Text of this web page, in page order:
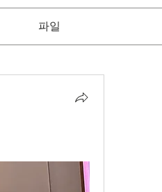
파일